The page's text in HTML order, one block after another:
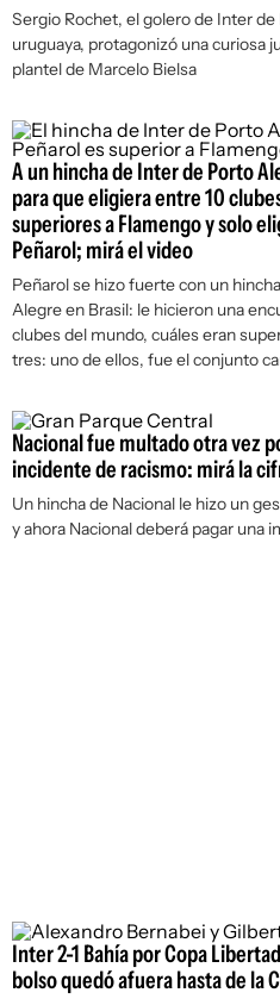
Sergio Rochet, el golero de Inter
uruguaya, protagonizó una curiosa
plantel de Marcelo Bielsa
A un hincha de Inter de Porto
para que eligiera entre 10
superiores a Flamengo y solo
Peñarol; mirá el video
Peñarol se hizo fuerte con un
Alegre en Brasil: le hicieron una
clubes del mundo, cuáles eran
tres: uno de ellos, fue el conjunto
Nacional fue multado otra vez
incidente de racismo: mirá la
Un hincha de Nacional le hizo un
y ahora Nacional deberá pagar una
Inter 2-1 Bahía por Copa
bolso quedó afuera hasta de la